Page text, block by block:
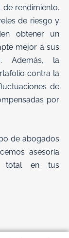
rendimiento.
de riesgo y
obtener un
mejor a sus
Además, la
contra la
de
por
de abogados
asesoría
total en tus